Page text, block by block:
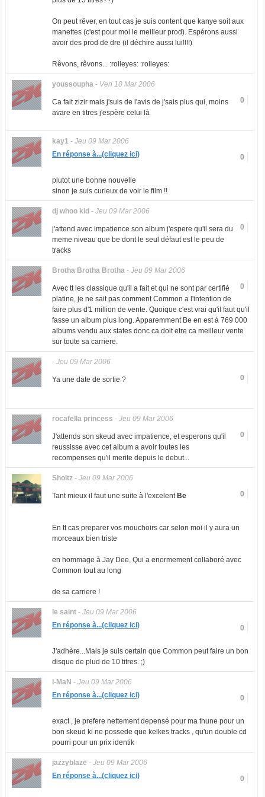
On peut rêver, en tout cas je suis content que kanye soit aux
manettes (c'est pour moi le meilleur prod). Espérons aussi
avoir des prod de dre (il déchire aussi lui!!!!)
Rêvons, rêvons... :rolleyes: :rolleyes:
youssoupha- Ven 10 Mar 2006
0
Ca fait zizir mais j'suis de l'avis de j'sais plus qui, moins
avare en titres j'espère celui là
kay1- Jeu 09 Mar 2006
0
En réponse à...(cliquez ici)
plutot une bonne nouvelle
sinon je suis curieux de voir le film !!
dj whoo kid - Jeu 09 Mar 2006
0
j'attend avec impatience son album j'espere qu'il sera du
meme niveau que be dont le seul défaut est le peu de
tracks
Brotha Brotha Brotha- Jeu 09 Mar 2006
0
Avec tt les classique qu'il a fait et qui ne sont par certifié
platine, je ne sait pas comment Common a l'intention de
faire plus d'1 million de vente. Quoique c'est vrai qu'il faut qu'il
fasse un album plus long. Apparemment Be en est à 769 000
albums vendu aux states donc ca doit etre ca meilleur vente
sur toute sa carriere.
- Jeu 09 Mar 2006
0
Ya une date de sortie ?
rocafella princess - Jeu 09 Mar 2006
0
J'attends son skeud avec impatience, et esperons qu'il
reussisse avec cet album a avoir toutes les
recompenses qu'il merite depuis le debut...
Sholtz- Jeu 09 Mar 2006
0
Tant mieux il faut une suite à l'excelent Be
En tt cas preparer vos mouchoirs car selon moi il y aura un
morceaux bien triste
en hommage à Jay Dee, Qui a enormement collaboré avec
Common tout au long
de sa carriere !
le saint- Jeu 09 Mar 2006
0
En réponse à...(cliquez ici)
J'adhère...Mais je suis certain que Common peut faire un bon
disque de plud de 10 titres. ;)
i-MaN - Jeu 09 Mar 2006
0
En réponse à...(cliquez ici)
exact , je prefere nettement depensé pour ma thune pour un
bon skeud ki ne possede que kelkes tracks , qu'un double cd
pourri pour un prix identik
jazzyblaze - Jeu 09 Mar 2006
0
En réponse à...(cliquez ici)